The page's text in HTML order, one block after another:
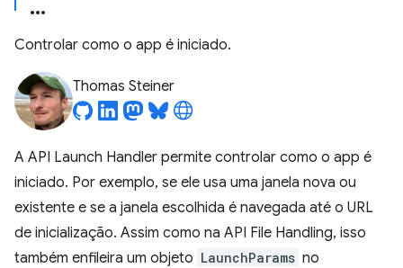
Controlar como o app é iniciado.
Thomas Steiner
A API Launch Handler permite controlar como o app é
iniciado. Por exemplo, se ele usa uma janela nova ou
existente e se a janela escolhida é navegada até o URL
de inicialização. Assim como na API File Handling, isso
também enfileira um objeto LaunchParams no